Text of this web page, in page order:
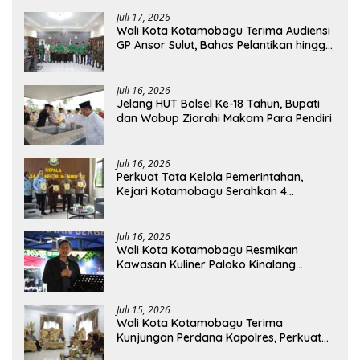
Juli 17, 2026
Wali Kota Kotamobagu Terima Audiensi
GP Ansor Sulut, Bahas Pelantikan hingga
Juli 16, 2026
Jelang HUT Bolsel Ke-18 Tahun, Bupati
dan Wabup Ziarahi Makam Para Pendiri
Juli 16, 2026
Perkuat Tata Kelola Pemerintahan,
Kejari Kotamobagu Serahkan 4
Juli 16, 2026
Wali Kota Kotamobagu Resmikan
Kawasan Kuliner Paloko Kinalang
Juli 15, 2026
Wali Kota Kotamobagu Terima
Kunjungan Perdana Kapolres, Perkuat